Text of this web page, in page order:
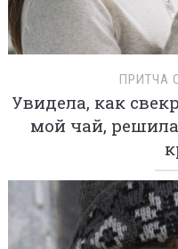
ПРИТЧА
Увидела, как
мой чай,